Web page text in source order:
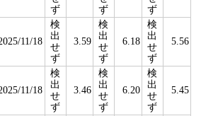
ず
ず
ず
11/18
検
出
せ
ず
3.59
検
出
せ
ず
6.18
検
出
せ
ず
5.56
11/18
検
出
せ
ず
3.46
検
出
せ
ず
6.20
検
出
せ
ず
5.45